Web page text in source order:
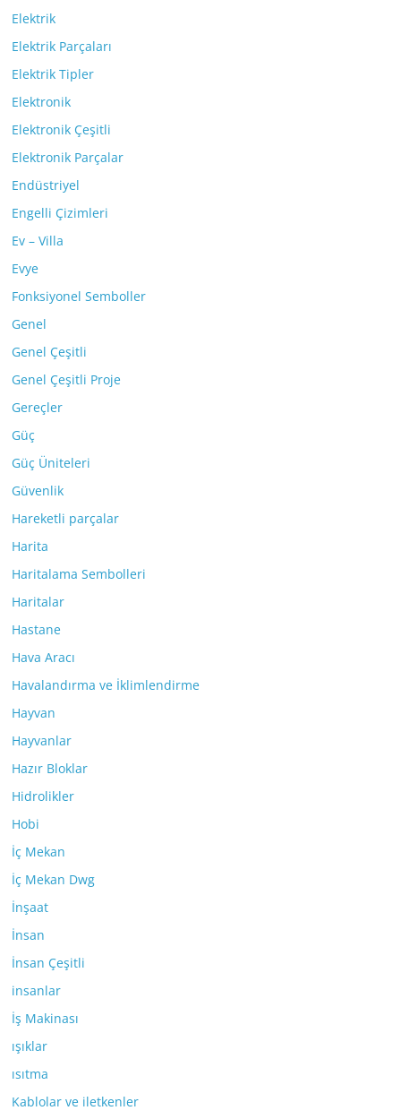
Elektrik
Elektrik Parçaları
Elektrik Tipler
Elektronik
Elektronik Çeşitli
Elektronik Parçalar
Endüstriyel
Engelli Çizimleri
Ev – Villa
Evye
Fonksiyonel Semboller
Genel
Genel Çeşitli
Genel Çeşitli Proje
Gereçler
Güç
Güç Üniteleri
Güvenlik
Hareketli parçalar
Harita
Haritalama Sembolleri
Haritalar
Hastane
Hava Aracı
Havalandırma ve İklimlendirme
Hayvan
Hayvanlar
Hazır Bloklar
Hidrolikler
Hobi
İç Mekan
İç Mekan Dwg
İnşaat
İnsan
İnsan Çeşitli
insanlar
İş Makinası
ışıklar
ısıtma
Kablolar ve iletkenler